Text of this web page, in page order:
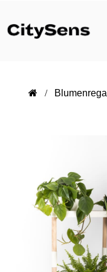
Blumenregal